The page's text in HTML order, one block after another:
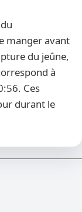
manger avant
du jeûne,
à
Ces
durant le